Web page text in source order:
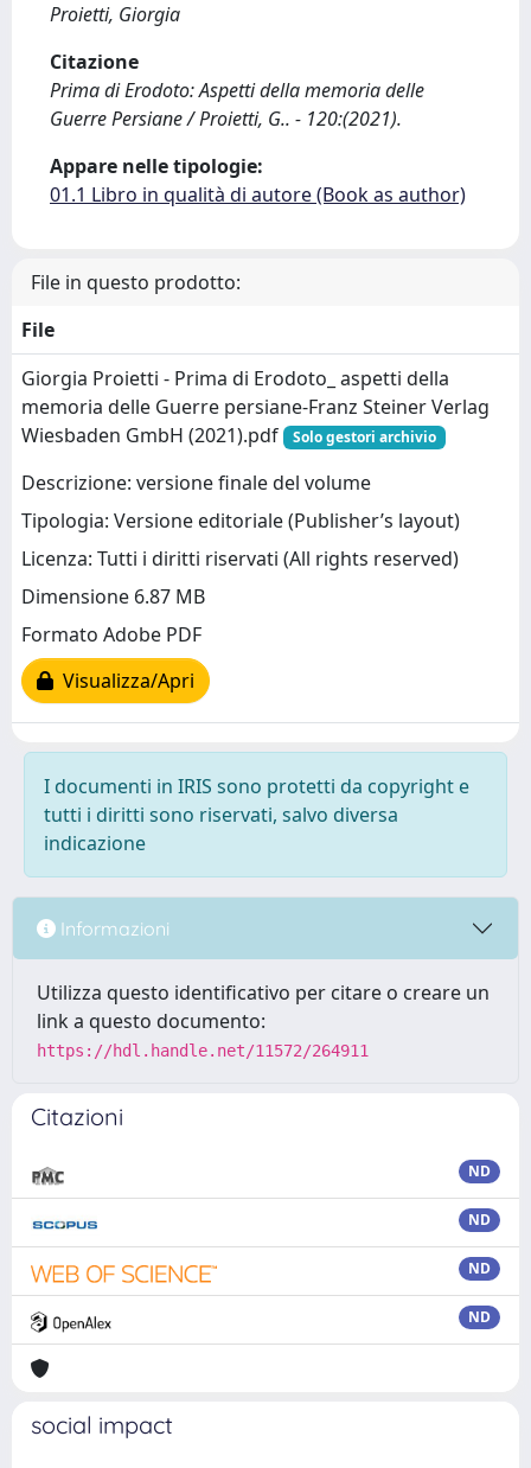
Proietti, Giorgia
Citazione
Prima di Erodoto: Aspetti della memoria delle
Guerre Persiane / Proietti, G.. - 120:(2021).
Appare nelle tipologie:
01.1 Libro in qualità di autore (Book as author)
File in questo prodotto:
File
Giorgia Proietti - Prima di Erodoto_ aspetti della
memoria delle Guerre persiane-Franz Steiner Verlag
Wiesbaden GmbH (2021).pdf
Solo gestori archivio
Descrizione: versione finale del volume
Tipologia: Versione editoriale (Publisher’s layout)
Licenza: Tutti i diritti riservati (All rights reserved)
Dimensione 6.87 MB
Formato Adobe PDF
Visualizza/Apri
I documenti in IRIS sono protetti da copyright e
tutti i diritti sono riservati, salvo diversa
indicazione
Informazioni
Utilizza questo identificativo per citare o creare un
link a questo documento:
https://hdl.handle.net/11572/264911
Citazioni
ND
ND
ND
ND
social impact